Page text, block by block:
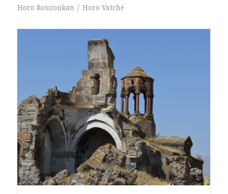
Horo Rouzoukan / Horo Vatché